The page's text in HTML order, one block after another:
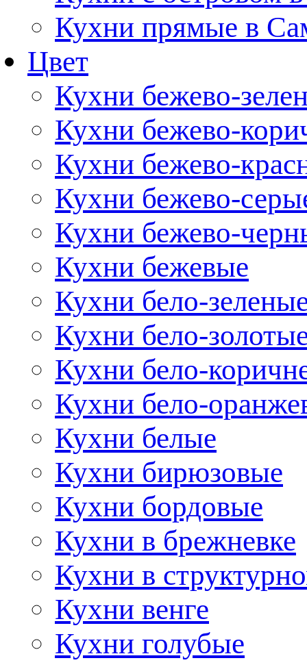
Кухни прямые в
Цвет
Кухни бежево-
Кухни бежево-
Кухни бежево-
Кухни бежево-
Кухни бежево-
Кухни бежевые
Кухни бело-
Кухни бело-
Кухни бело-
Кухни бело-
Кухни белые
Кухни бирюзовые
Кухни бордовые
Кухни в брежневке
Кухни в
Кухни венге
Кухни голубые